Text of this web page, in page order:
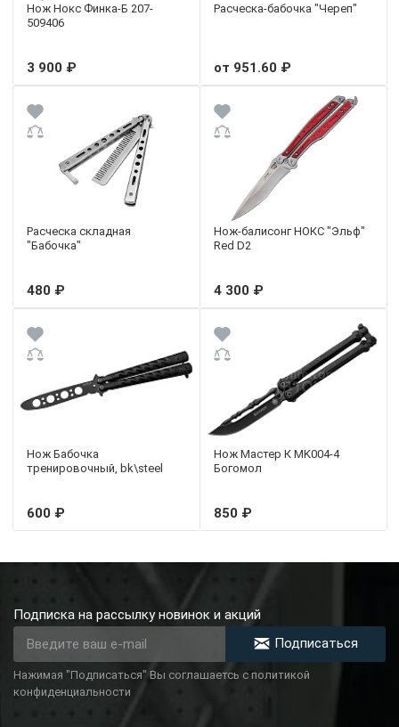
Нож Нокс Финка-Б 207-
509406
3 900 ₽
Расческа-бабочка "Череп"
от 951.60 ₽
Расческа складная
"Бабочка"
480 ₽
Нож-балисонг НОКС "Эльф"
Red D2
4 300 ₽
Нож Бабочка
тренировочный, bk\steel
600 ₽
Нож Мастер К MK004-4
Богомол
850 ₽
Подписка на рассылку новинок и акций
Подписаться
Нажимая "Подписаться" Вы соглашаетсь с политикой
конфиденциальности